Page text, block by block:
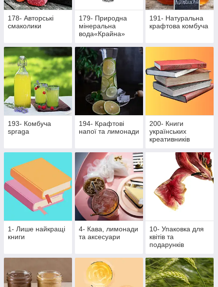
178- Авторські
смаколики
179- Природна
мінеральна
вода«Крайна»
191- Натуральна
крафтова комбуча
193- Комбуча
spraga
194- Крафтові
напої та лимонади
200- Книги
українських
креативників
1- Лише найкращі
книги
4- Кава, лимонади
та аксесуари
10- Упаковка для
квітів та
подарунків